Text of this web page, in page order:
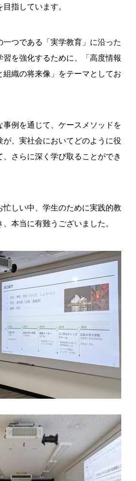
指しています。
つである「実学教育」に沿った
を強化するために、「高度情報
織の将来像」をテーマとしてお
例を通じて、ケースメソッドを
、実社会においてどのように役
さらに深く学び取ることができ
しい中、学生のために実践的教
本当に有難うございました。